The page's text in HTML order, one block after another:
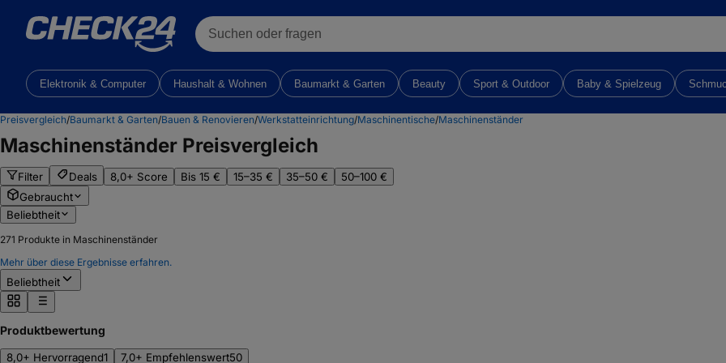
Suchen oder fragen
Elektronik & Computer Haushalt & Wohnen Baumarkt & Garten Beauty Sport & Outdoor Baby & Spielzeug
Preisvergleich/Baumarkt & Garten/Bauen & Renovieren/Werkstatteinrichtung/Maschinentische/Maschinenständer
Maschinenständer Preisvergleich
Filter Deals 8,0+ Score Bis 15 € 15–35 € 35–50 €
50–100 €
Gebraucht
Beliebtheit
271 Produkte in Maschinenständer
Mehr über diese Ergebnisse erfahren.
Beliebtheit
Produktbewertung
8,0+ Hervorragend1 7,0+ Empfehlenswert50